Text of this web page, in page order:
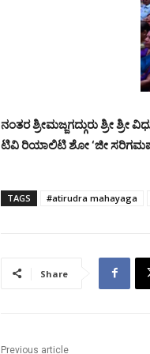
ನಂತರ ಶ್ರೀಮಜ್ಜಗದ್ಗುರು ಶ್ರೀ
ಟಿವಿ ರಿಯಾಲಿಟಿ ಶೋ ‘ಜೀ ಸರಿಗಮಪ’
TAGS #atirudra mahayaga
Share
Previous article